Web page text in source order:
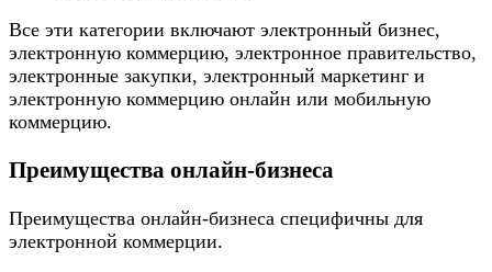
Все эти категории включают электронный бизнес,
электронную коммерцию, электронное правительство,
электронные закупки, электронный маркетинг и
электронную коммерцию онлайн или мобильную
коммерцию.
Преимущества онлайн-бизнеса
Преимущества онлайн-бизнеса специфичны для
электронной коммерции.